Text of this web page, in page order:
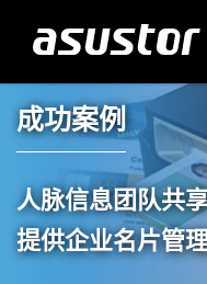
成功案例
人脉信息团队共
提供企业名片管